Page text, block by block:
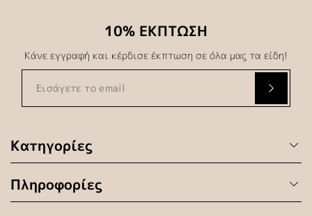
Κατηγορίες
Πληροφορίες
10% ΕΚΠΤΩΣΗ
Κάνε εγγραφή και κέρδισε έκπτωση σε όλα μας τα είδη!